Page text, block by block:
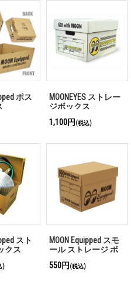
ポス
MOONEYES ストレー
ジボックス
1,100円 (税込)
スト
クス
)
MOON Equipped スモ
ール ストレージ ボ
550円 (税込)